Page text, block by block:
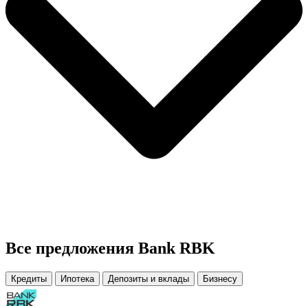
Все предложения Bank RBK
Кредиты Ипотека Депозиты и вклады Бизнесу